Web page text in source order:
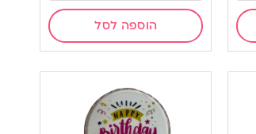
הוספה לסל